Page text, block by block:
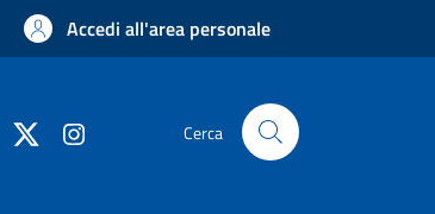
Accedi all'area personale
Cerca